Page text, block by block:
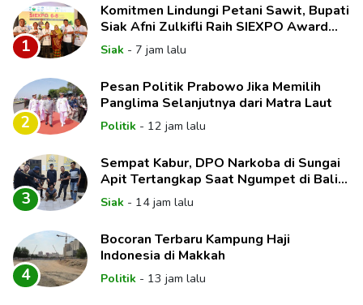
1
Komitmen Lindungi Petani Sawit, Bupati
Siak Afni Zulkifli Raih SIEXPO Award
2026
Siak - 7 jam lalu
2
Pesan Politik Prabowo Jika Memilih
Panglima Selanjutnya dari Matra Laut
Politik - 12 jam lalu
3
Sempat Kabur, DPO Narkoba di Sungai
Apit Tertangkap Saat Ngumpet di Balik
Kelambu
Siak - 14 jam lalu
4
Bocoran Terbaru Kampung Haji
Indonesia di Makkah
Politik - 13 jam lalu